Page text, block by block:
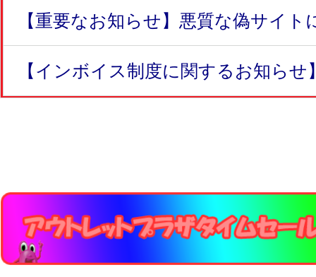
【重要なお知らせ】悪質な偽サイト
【インボイス制度に関するお知らせ